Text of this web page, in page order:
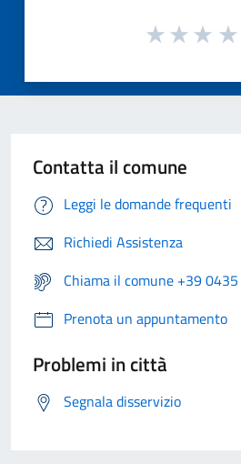
Contatta il comune
Leggi le domande frequenti
Richiedi Assistenza
Chiama il comune +39
Prenota un appuntamento
Problemi in città
Segnala disservizio